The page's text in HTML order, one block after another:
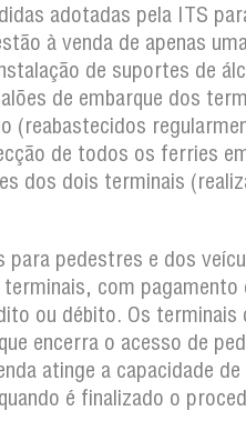
adotadas pela ITS
à venda de apenas
de suportes de
de embarque dos
(reabastecidos
de todos os ferries
dos dois terminais
para pedestres e dos
com pagamento
ou débito. Os terminais
encerra o acesso de
atinge a capacidade de
é finalizado o